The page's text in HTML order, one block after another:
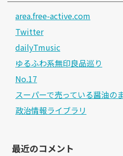
area.free-active.com
Twitter
dailyTmusic
ゆるふわ系無印良品巡り
No.17
スーパーで売っている醤油の
政治情報ライブラリ
最近のコメント